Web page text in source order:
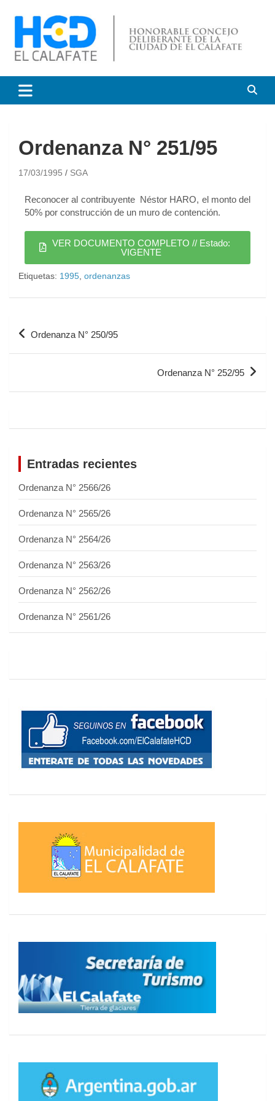
Honorable Concejo
Deliberante de El Calafate
Ordenanza N° 251/95
17/03/1995 SGA
Reconocer al contribuyente Néstor HARO, el monto del
50% por construcción de un muro de contención.
VER DOCUMENTO COMPLETO // Estado:
VIGENTE
Etiquetas: 1995 ordenanzas
Ordenanza N° 250/95
Ordenanza N° 252/95
Entradas recientes
Ordenanza N° 2566/26
Ordenanza N° 2565/26
Ordenanza N° 2564/26
Ordenanza N° 2563/26
Ordenanza N° 2562/26
Ordenanza N° 2561/26